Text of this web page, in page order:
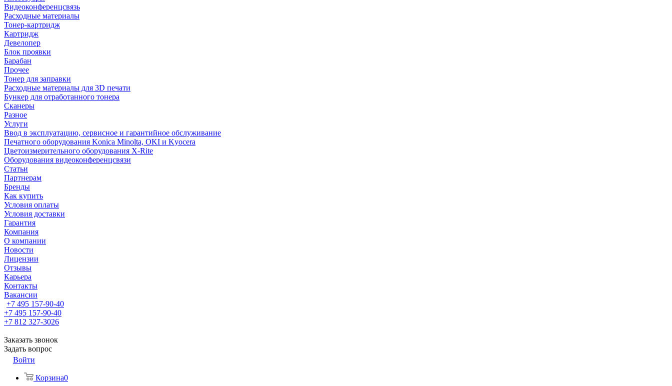
Видеоконференцсвязь
Расходные материалы
Тонер-картридж
Картридж
Девелопер
Блок проявки
Барабан
Прочее
Тонер для заправки
Расходные материалы для 3D печати
Бункер для отработанного тонера
Сканеры
Разное
Услуги
Ввод в эксплуатацию, сервисное и гарантийное обслуживание
Печатного оборудования Konica Minolta, OKI и Kyocera
Цветоизмерительного оборудования X-Rite
Оборудования видеоконференцсвязи
Статьи
Партнерам
Бренды
Как купить
Условия оплаты
Условия доставки
Гарантия
Компания
О компании
Новости
Лицензии
Отзывы
Карьера
Контакты
Вакансии
+7 495 157-90-40
+7 495 157-90-40
+7 812 327-3026
Заказать звонок
Задать вопрос
Войти
Корзина0